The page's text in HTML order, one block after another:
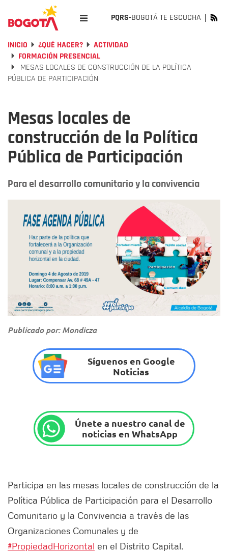
PQRS-BOGOTÁ TE ESCUCHA
INICIO ¿QUÉ HACER?
ACTIVIDAD
FORMACIÓN PRESENCIAL
MESAS LOCALES DE CONSTRUCCIÓN DE LA POLÍTICA
PÚBLICA DE PARTICIPACIÓN
Mesas locales de
construcción de la Política
Pública de Participación
Para el desarrollo comunitario y la convivencia
Publicado por: Mondicza
Síguenos en Google
Noticias
Únete a nuestro canal de
noticias en WhatsApp
Participa en las mesas locales de construcción de la
Política Pública de Participación para el Desarrollo
Comunitario y la Convivencia a través de las
Organizaciones Comunales y de
#PropiedadHorizontal en el Distrito Capital.